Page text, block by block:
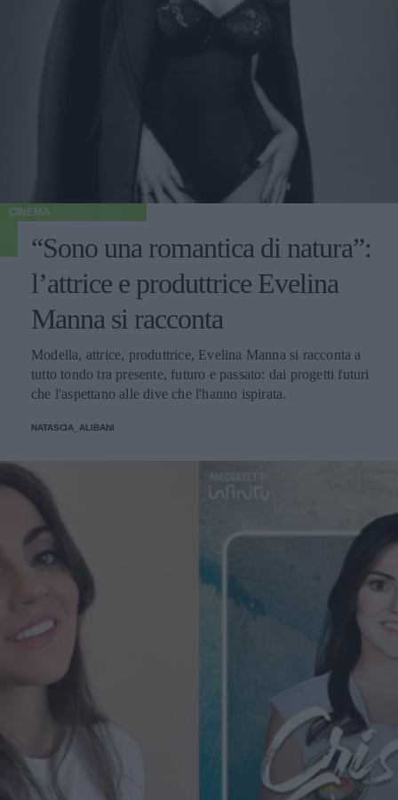
CINEMA
“Sono una romantica di natura”:
l’attrice e produttrice Evelina
Manna si racconta
Modella, attrice, produttrice, Evelina Manna si racconta a
tutto tondo tra presente, futuro e passato: dai progetti futuri
che l'aspettano alle dive che l'hanno ispirata.
NATASCIA_ALIBANI